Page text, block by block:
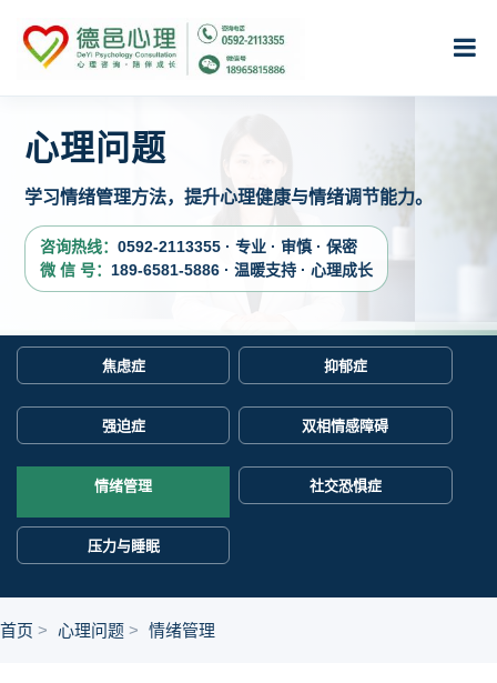
心理问题
学习情绪管理方法，提升心理健康与情绪调节能力。
咨询热线： 0592-2113355 · 专业 · 审慎 · 保密
微 信 号： 189-6581-5886 · 温暖支持 · 心理成长
焦虑症 抑郁症
强迫症 双相情感障碍
情绪管理 社交恐惧症
压力与睡眠
首页 心理问题 情绪管理